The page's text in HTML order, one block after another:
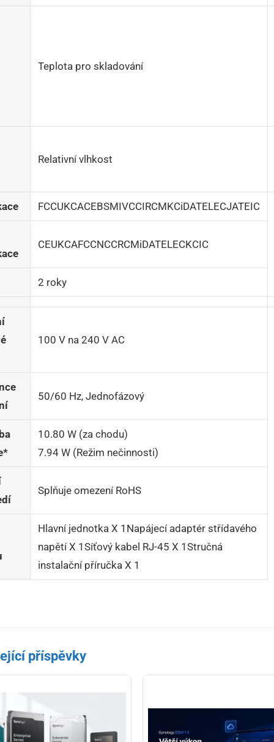
Teplota pro skladování
Relativní vlhkost
FCCUKCACEBSMIVCCIRCMKCiDATELECJATEIC
CEUKCAFCCNCCRCMiDATELECKCIC
2 roky
100 V na 240 V AC
50/60 Hz, Jednofázový
10.80 W (za chodu)
7.94 W (Režim nečinnosti)
Splňuje omezení RoHS
Hlavní jednotka X 1Napájecí adaptér střídavého
napětí X 1Síťový kabel RJ-45 X 1Stručná
instalační příručka X 1
příspěvky